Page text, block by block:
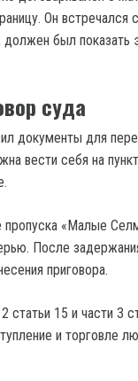
Он встречался
был показать
суда
документы для
вести себя на
пропуска «Малые
После
приговора.
15 и части 3
и торговле